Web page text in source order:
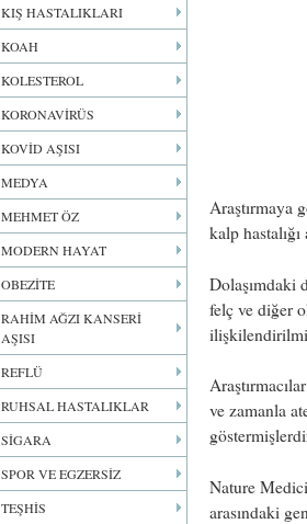
KIŞ HASTALIKLARI
KOAH
KOLESTEROL
KORONAVİRÜS
KOVİD AŞISI
MEDYA
MEHMET ÖZ
MODERN HAYAT
OBEZİTE
RAHİM AĞZI KANSERİ
AŞISI
REFLÜ
RUHSAL HASTALIKLAR
SİGARA
SPOR VE EGZERSİZ
TEŞHİS
Araştırmaya
kalp
Dolaşımdaki
felç ve diğer
ve zamanla
Nature
arasındaki